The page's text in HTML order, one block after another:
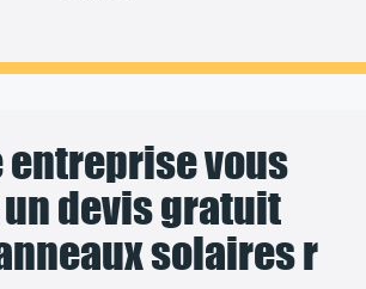
entreprise vous
devis gratuit
solaires r